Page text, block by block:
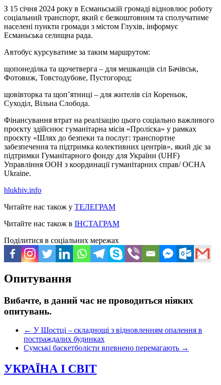
З 15 січня 2024 року в Есманьській громаді відновлює роботу
соціальний транспорт, який є безкоштовним та сполучатиме
населені пункти громади з містом Глухів, інформує
Есманьська селищна рада.
Автобус курсуватиме за таким маршрутом:
щопонеділка та щочетверга – для мешканців сіл Бачівськ,
Фотовиж, Товстодубове, Пустогород;
щовівторка та щоп’ятниці – для жителів сіл Кореньок,
Суходіл, Вільна Слобода.
Фінансування втрат на реалізацію цього соціально важливого
проєкту здійснює гуманітарна місія «Проліска» у рамках
проєкту «Шлях до безпеки та послуг: транспортне
забезпечення та підтримка колективних центрів», який діє за
підтримки Гуманітарного фонду для України (UHF)
Управління ООН з координації гуманітарних справ/ OCHA
Ukraine.
hlukhiv.info
Читайте нас також у ТЕЛЕГРАМ
Читайте нас також в ІНСТАГРАМ
Поділитися в соціальних мережах
Опитування
Вибачте, в даний час не проводиться ніяких
опитувань.
← У Шостці – складнощі з відновленням опалення в
постраждалих будинках
Сумські баскетболісти впевнено перемагають →
УКРАЇНА І СВІТ